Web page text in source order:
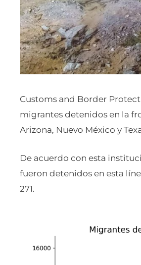
Customs and Border
migrantes detenidos en la
Arizona, Nuevo México y
De acuerdo con esta
fueron detenidos en esta
271.